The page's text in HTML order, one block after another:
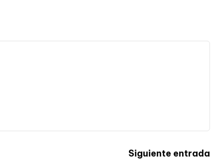
Siguiente entrada